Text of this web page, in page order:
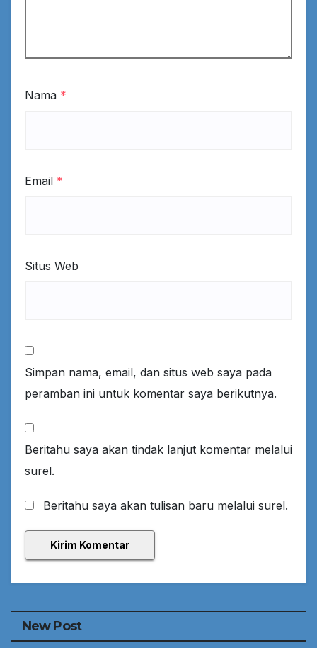
Nama *
Email *
Situs Web
Simpan nama, email, dan situs web saya pada
peramban ini untuk komentar saya berikutnya.
Beritahu saya akan tindak lanjut komentar melalui
surel.
Beritahu saya akan tulisan baru melalui surel.
New Post